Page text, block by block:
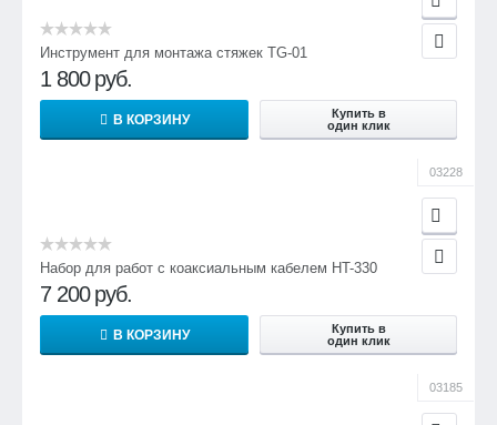
Инструмент для монтажа стяжек TG-01
1 800 руб.
В КОРЗИНУ
Купить в
один клик
03228
Набор для работ с коаксиальным кабелем HT-330
7 200 руб.
В КОРЗИНУ
Купить в
один клик
03185